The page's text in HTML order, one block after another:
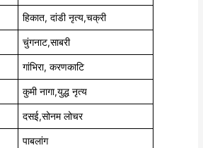
हिकात, दांडी नृत्य,चक्री
चुंगनाट,साबरी
गांभिरा, करणकाटि
कुमी नागा,युद्ध नृत्य
दसई,सोनम लोचर
पाबलांग